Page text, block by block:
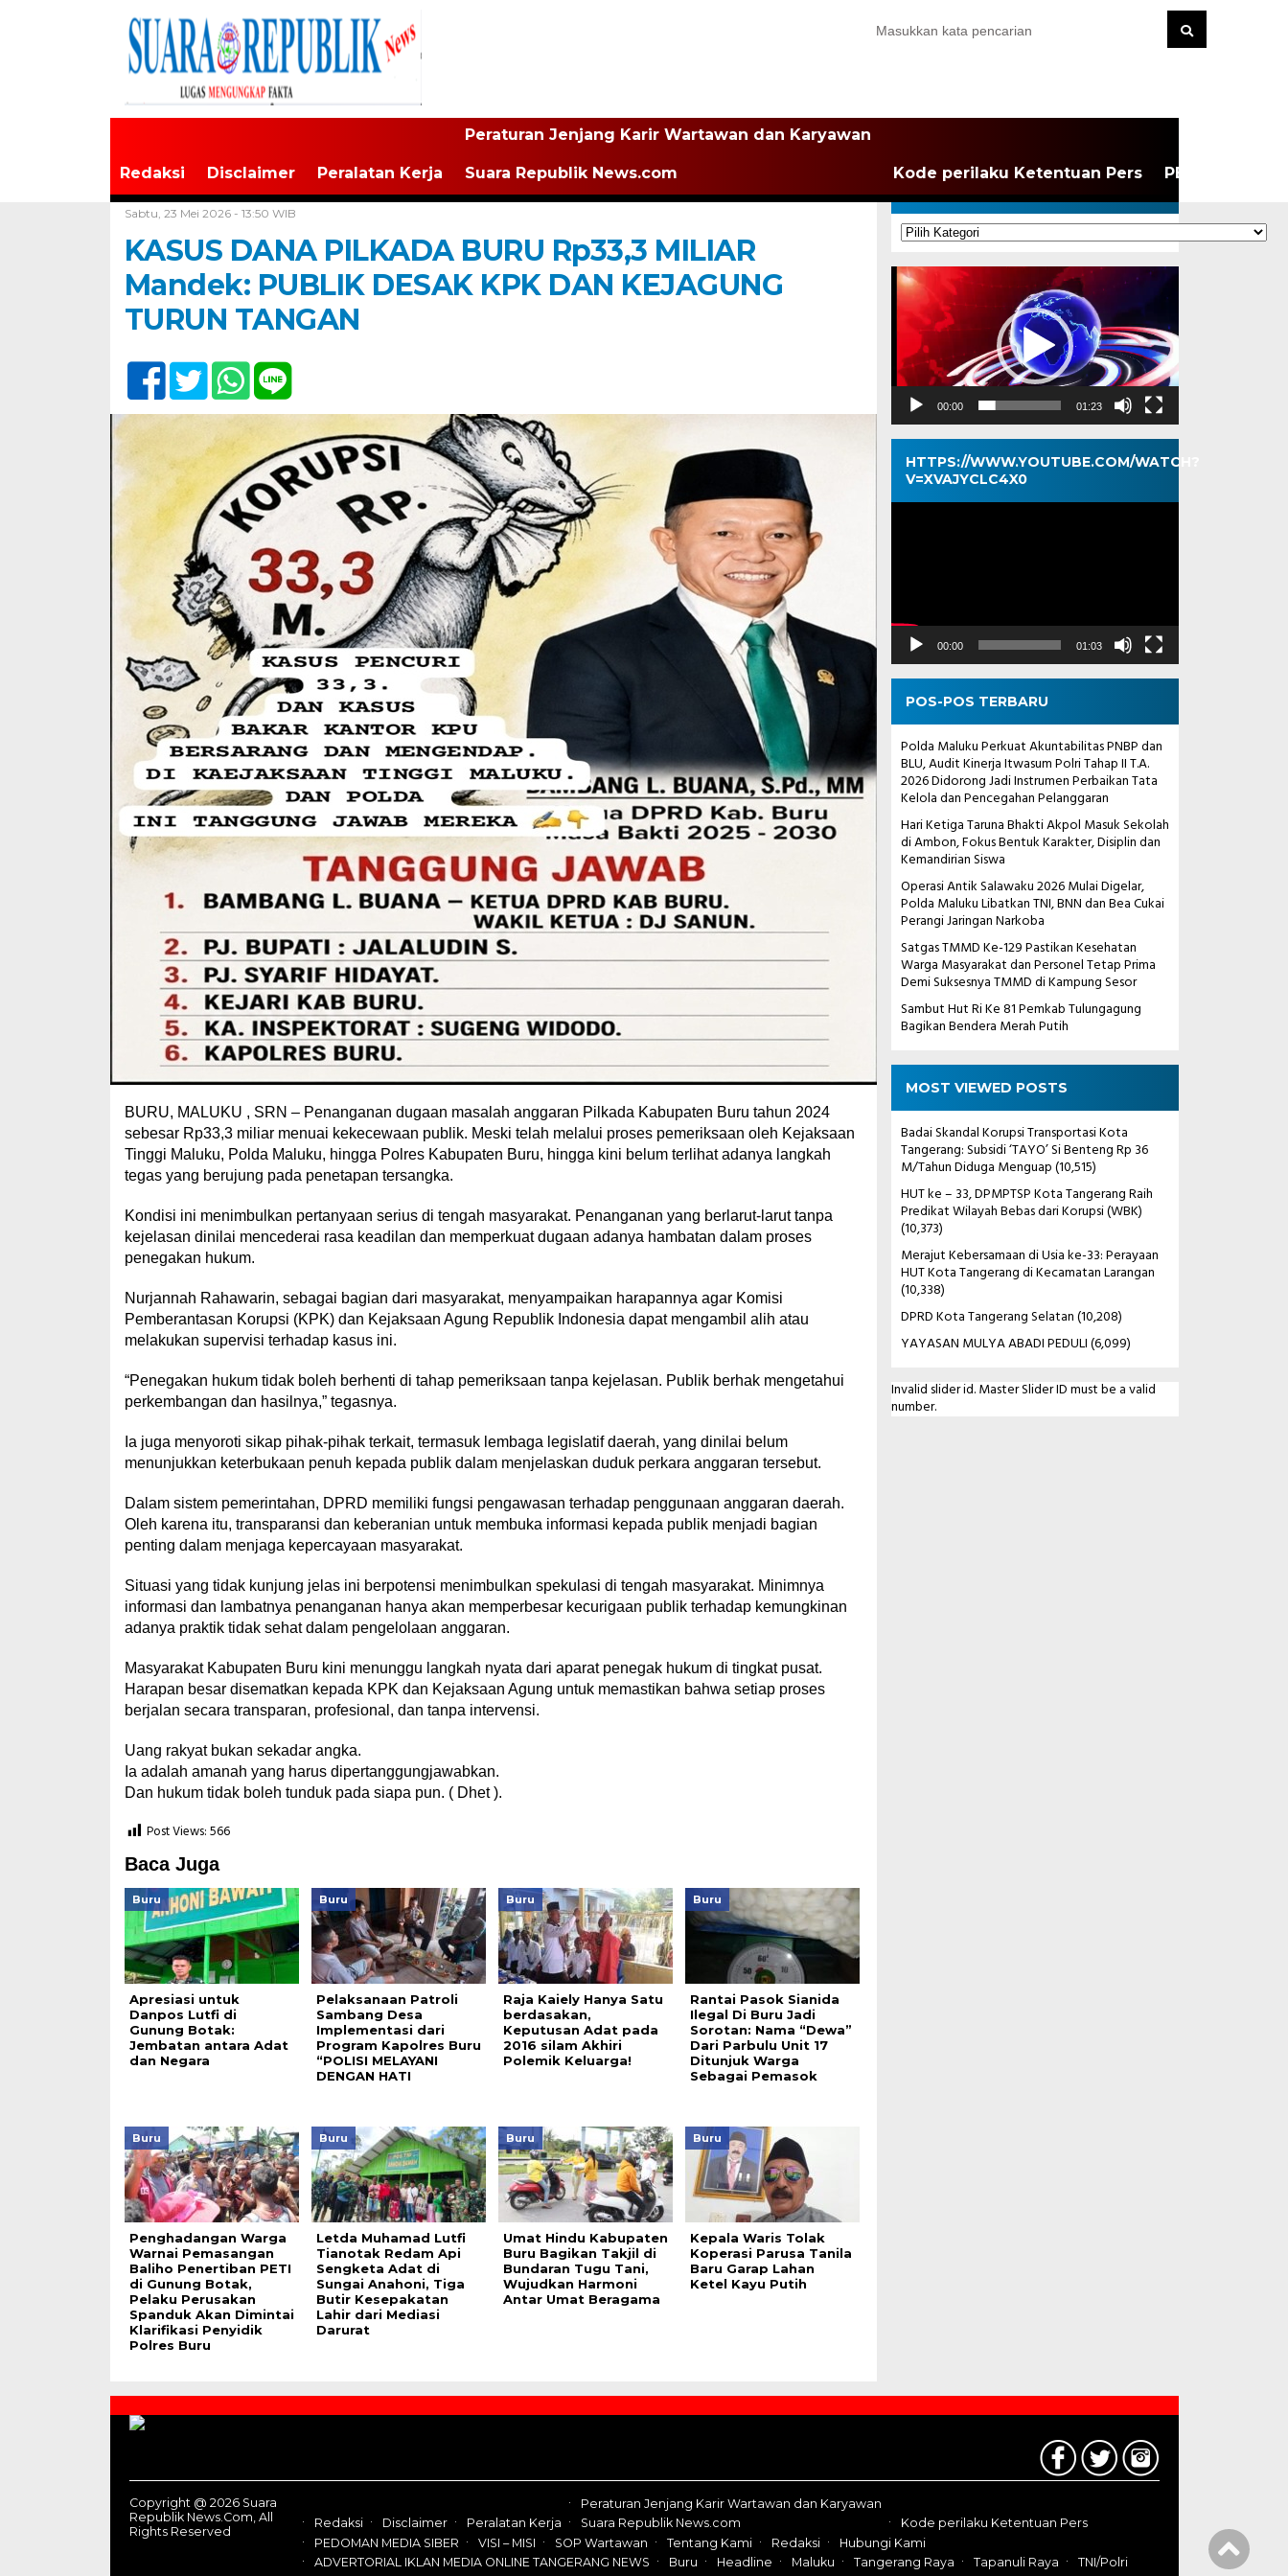
Redaksi Disclaimer Peralatan Kerja
Peraturan Jenjang Karir Wartawan dan Karyawan
Suara Republik News.com Kode perilaku Ketentuan Pers PEDOMAN
Sabtu, 23 Mei 2026 - 13:50 WIB
KASUS DANA PILKADA BURU Rp33,3 MILIAR
Mandek: PUBLIK DESAK KPK DAN KEJAGUNG
TURUN TANGAN
BURU, MALUKU , SRN – Penanganan dugaan masalah anggaran Pilkada Kabupaten Buru tahun 2024
sebesar Rp33,3 miliar menuai kekecewaan publik. Meski telah melalui proses pemeriksaan oleh Kejaksaan
Tinggi Maluku, Polda Maluku, hingga Polres Kabupaten Buru, hingga kini belum terlihat adanya langkah
tegas yang berujung pada penetapan tersangka.
Kondisi ini menimbulkan pertanyaan serius di tengah masyarakat. Penanganan yang berlarut-larut tanpa
kejelasan dinilai mencederai rasa keadilan dan memperkuat dugaan adanya hambatan dalam proses
penegakan hukum.
Nurjannah Rahawarin, sebagai bagian dari masyarakat, menyampaikan harapannya agar Komisi
Pemberantasan Korupsi (KPK) dan Kejaksaan Agung Republik Indonesia dapat mengambil alih atau
melakukan supervisi terhadap kasus ini.
“Penegakan hukum tidak boleh berhenti di tahap pemeriksaan tanpa kejelasan. Publik berhak mengetahui
perkembangan dan hasilnya,” tegasnya.
Ia juga menyoroti sikap pihak-pihak terkait, termasuk lembaga legislatif daerah, yang dinilai belum
menunjukkan keterbukaan penuh kepada publik dalam menjelaskan duduk perkara anggaran tersebut.
Dalam sistem pemerintahan, DPRD memiliki fungsi pengawasan terhadap penggunaan anggaran daerah.
Oleh karena itu, transparansi dan keberanian untuk membuka informasi kepada publik menjadi bagian
penting dalam menjaga kepercayaan masyarakat.
Situasi yang tidak kunjung jelas ini berpotensi menimbulkan spekulasi di tengah masyarakat. Minimnya
informasi dan lambatnya penanganan hanya akan memperbesar kecurigaan publik terhadap kemungkinan
adanya praktik tidak sehat dalam pengelolaan anggaran.
Masyarakat Kabupaten Buru kini menunggu langkah nyata dari aparat penegak hukum di tingkat pusat.
Harapan besar disematkan kepada KPK dan Kejaksaan Agung untuk memastikan bahwa setiap proses
berjalan secara transparan, profesional, dan tanpa intervensi.
Uang rakyat bukan sekadar angka.
Ia adalah amanah yang harus dipertanggungjawabkan.
Dan hukum tidak boleh tunduk pada siapa pun. ( Dhet ).
Post Views:566
Baca Juga
Buru
Apresiasi untuk
Danpos Lutfi di
Gunung Botak:
Jembatan antara Adat
dan Negara
Buru
Pelaksanaan Patroli
Sambang Desa
Implementasi dari
Program Kapolres Buru
“POLISI MELAYANI
DENGAN HATI
Buru
Raja Kaiely Hanya Satu
berdasakan,
Keputusan Adat pada
2016 silam Akhiri
Polemik Keluarga!
Buru
Rantai Pasok Sianida
Ilegal Di Buru Jadi
Sorotan: Nama “Dewa”
Dari Parbulu Unit 17
Ditunjuk Warga
Sebagai Pemasok
Buru
Penghadangan Warga
Warnai Pemasangan
Baliho Penertiban PETI
di Gunung Botak,
Pelaku Perusakan
Spanduk Akan Dimintai
Klarifikasi Penyidik
Polres Buru
Buru
Letda Muhamad Lutfi
Tianotak Redam Api
Sengketa Adat di
Sungai Anahoni, Tiga
Butir Kesepakatan
Lahir dari Mediasi
Darurat
Buru
Umat Hindu Kabupaten
Buru Bagikan Takjil di
Bundaran Tugu Tani,
Wujudkan Harmoni
Antar Umat Beragama
Buru
Kepala Waris Tolak
Koperasi Parusa Tanila
Baru Garap Lahan
Ketel Kayu Putih
KATEGORI
Kategori
Pemutar
Video
00:00 01:23
HTTPS://WWW.YOUTUBE.COM/WATCH?
V=XVAJYCLC4X0
Pemutar
00:00 01:03
POS-POS TERBARU
Polda Maluku Perkuat Akuntabilitas PNBP dan
BLU, Audit Kinerja Itwasum Polri Tahap II T.A.
2026 Didorong Jadi Instrumen Perbaikan Tata
Kelola dan Pencegahan Pelanggaran
Hari Ketiga Taruna Bhakti Akpol Masuk Sekolah
di Ambon, Fokus Bentuk Karakter, Disiplin dan
Kemandirian Siswa
Operasi Antik Salawaku 2026 Mulai Digelar,
Polda Maluku Libatkan TNI, BNN dan Bea Cukai
Perangi Jaringan Narkoba
Satgas TMMD Ke-129 Pastikan Kesehatan
Warga Masyarakat dan Personel Tetap Prima
Demi Suksesnya TMMD di Kampung Sesor
Sambut Hut Ri Ke 81 Pemkab Tulungagung
Bagikan Bendera Merah Putih
MOST VIEWED POSTS
Badai Skandal Korupsi Transportasi Kota
Tangerang: Subsidi ‘TAYO’ Si Benteng Rp 36
M/Tahun Diduga Menguap(10,515)
HUT ke – 33, DPMPTSP Kota Tangerang Raih
Predikat Wilayah Bebas dari Korupsi (WBK)
(10,373)
Merajut Kebersamaan di Usia ke-33: Perayaan
HUT Kota Tangerang di Kecamatan Larangan
(10,338)
DPRD Kota Tangerang Selatan(10,208)
YAYASAN MULYA ABADI PEDULI(6,099)
Invalid slider id. Master Slider ID must be a valid
number.
Copyright @ 2026 Suara
Republik News.Com, All
Rights Reserved
Redaksi Disclaimer Peralatan Kerja
Peraturan Jenjang Karir Wartawan dan Karyawan
Suara Republik News.com
Kode perilaku Ketentuan Pers
PEDOMAN MEDIA SIBER
VISI – MISI SOP Wartawan Tentang Kami Redaksi
Hubungi Kami
ADVERTORIAL IKLAN MEDIA ONLINE TANGERANG NEWS
Buru Headline Maluku Tangerang Raya Tapanuli Raya TNI/Polri